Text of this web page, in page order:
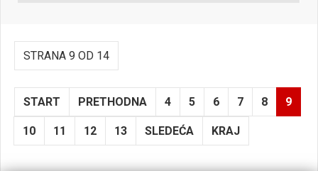
STRANA 9 OD 14
START PRETHODNA 4 5 6 7 8 9
10 11 12 13 SLEDEĆA KRAJ